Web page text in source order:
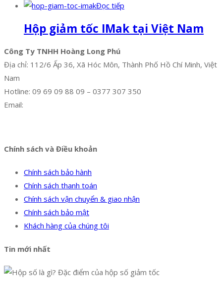
Đọc tiếp
Hộp giảm tốc IMak tại Việt Nam
Công Ty TNHH Hoàng Long Phú
Địa chỉ: 112/6 Ấp 36, Xã Hóc Môn, Thành Phố Hồ Chí Minh, Việt
Nam
Hotline: 09 69 09 88 09 – 0377 307 350
Email:
Chính sách và Điều khoản
Chính sách bảo hành
Chính sách thanh toán
Chính sách vận chuyển & giao nhận
Chính sách bảo mật
Khách hàng của chúng tôi
Tin mới nhất